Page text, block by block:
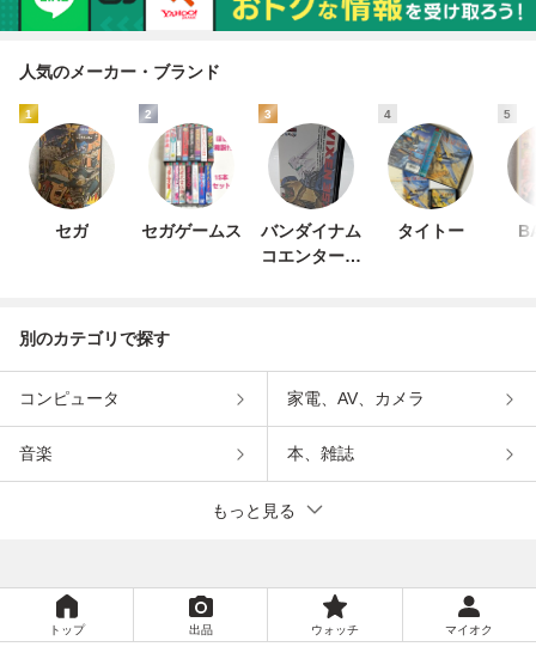
人気のメーカー・ブランド
1
セガ
2
セガゲームス
3
バンダイナム
コエンターテ
4
タイトー
5
別のカテゴリで探す
コンピュータ 家電、AV、カメラ
音楽 本、雑誌
もっと見る
トップ 出品 ウォッチ マイオク